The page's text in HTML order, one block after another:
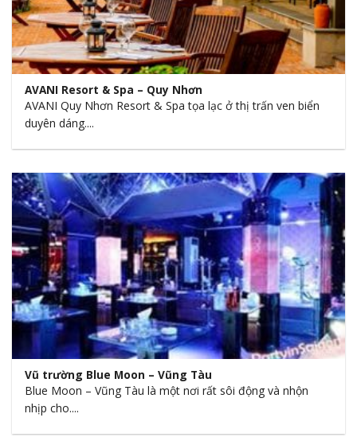
AVANI Resort & Spa – Quy Nhơn
AVANI Quy Nhơn Resort & Spa tọa lạc ở thị trấn ven biển
duyên dáng....
Vũ trường Blue Moon – Vũng Tàu
Blue Moon – Vũng Tàu là một nơi rất sôi động và nhộn
nhịp cho....